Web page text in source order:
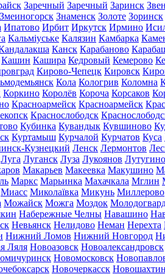
Заречный Заречный Заринск
Змеиногорск Знаменск Золоте Зоринск
Ипатово Ирбит Иркутск Ирмино
Кальміуське Калязин Камбарка
Канск Карабаново
Кашин Кашира Кедровый Кемерово
Кирово-Чепецк Кировск
Кола Кологрив Коломна
Коркино Королёв Короча Корсаков
Красноармейск Красноармейск
Краснослободск
Кубинка Кувандык Кувшиново
Куртамыш Курчалой Курчатов Куса
Кузнецкий Ленск Лермонтов
Луга Луганск Луза Лукоянов Лутугино
Макарьев Макеевка Макушино
Маркс Марьинка Махачкала Мглин
Миасс Миколаївка Микунь Миллерово
Можайск Можга Моздок
Набережные Челны Навашино
Невьянск Нелидово Неман Нерехта
Нижний Ломов Нижний Новгород
Ляля Новоазовск Новоалександровск
Новомосковск
Новочеркасск